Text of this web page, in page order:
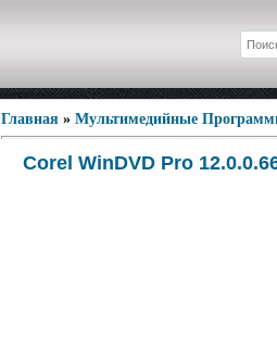
Главная » Мультимедийные
Corel WinDVD Pro